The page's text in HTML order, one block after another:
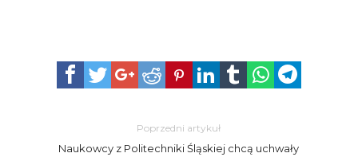
Poprzedni artykuł
Naukowcy z Politechniki Śląskiej chcą uchwały